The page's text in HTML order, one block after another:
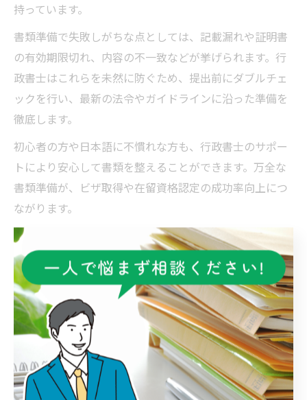
持っています。
書類準備で失敗しがちな点としては、記載漏れや証明書
の有効期限切れ、内容の不一致などが挙げられます。行
政書士はこれらを未然に防ぐため、提出前にダブルチェ
ックを行い、最新の法令やガイドラインに沿った準備を
徹底します。
初心者の方や日本語に不慣れな方も、行政書士のサポー
トにより安心して書類を整えることができます。万全な
書類準備が、ビザ取得や在留資格認定の成功率向上につ
ながります。
行政書士依頼で不許可リスクを減らす方法
行政書士にビザ申請を依頼する最大のメリットは、不許
可リスクを大幅に減らせる点にあります。専門知識を持
つ行政書士は、過去の申請データや審査基準を踏まえ、
リスクとなるポイントを事前に洗い出し、適切な対策を
講じます。
例えば、申請理由書の内容が曖昧な場合や、証明資料が